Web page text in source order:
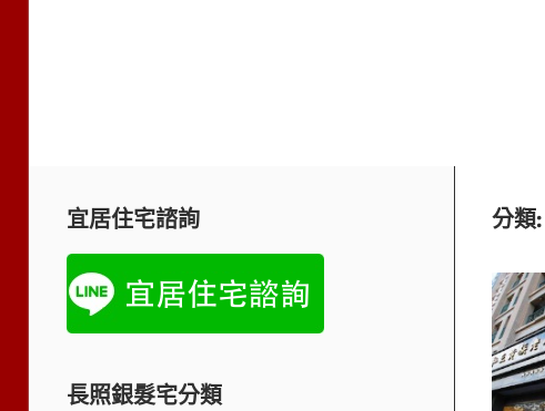
分類:
宜居住宅諮詢
長照銀髮宅分類